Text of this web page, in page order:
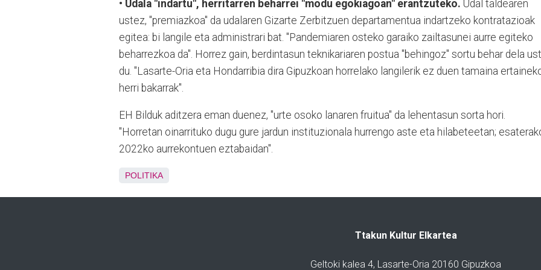
• Udala "indartu", herritarren beharrei "modu egokiagoan" erantzuteko. Udal taldearen
ustez, "premiazkoa" da udalaren Gizarte Zerbitzuen departamentua indartzeko kontratazioak
egitea: bi langile eta administrari bat. "Pandemiaren osteko garaiko zailtasunei aurre egiteko
beharrezkoa da". Horrez gain, berdintasun teknikariaren postua "behingoz" sortu behar dela
du. "Lasarte-Oria eta Hondarribia dira Gipuzkoan horrelako langilerik ez duen tamaina
herri bakarrak".
EH Bilduk aditzera eman duenez, "urte osoko lanaren fruitua" da lehentasun sorta hori.
"Horretan oinarrituko dugu gure jardun instituzionala hurrengo aste eta hilabeteetan;
2022ko aurrekontuen eztabaidan".
POLITIKA
Ttakun Kultur Elkartea
Geltoki kalea 4, Lasarte-Oria 20160 Gipuzkoa